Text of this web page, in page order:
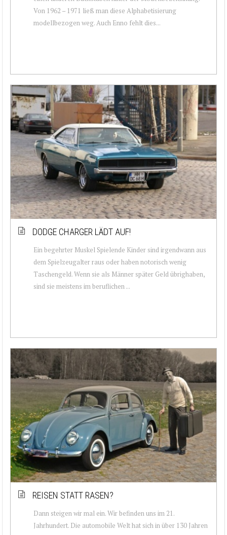
Von 1962 – 1971 ließ man diese Alphabetisierung
modellbezogen weg. Auch Enno fehlt dies...
DODGE CHARGER LÄDT AUF!
Ein begehrter Muskel Spielende Kinder sind irgendwann aus
dem Spielzeugalter raus oder haben notorisch wenig
Taschengeld. Wenn sie als Männer später Geld übrighaben,
sind sie meistens im beruflichen ...
REISEN STATT RASEN?
Dann steigen wir mal ein. Wir befinden uns im 21.
Jahrhundert. Die automobile Welt hat sich in über 130 Jahren